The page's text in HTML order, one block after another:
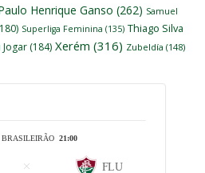
Henrique Ganso (262) Samuel
Superliga Feminina (135) Thiago Silva
Jogar (184) Xerém (316) Zubeldía (148)
BRASILEIRÃO21:00
FLU